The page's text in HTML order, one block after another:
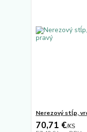
Nerezový stĺp,
70,71 €/KS